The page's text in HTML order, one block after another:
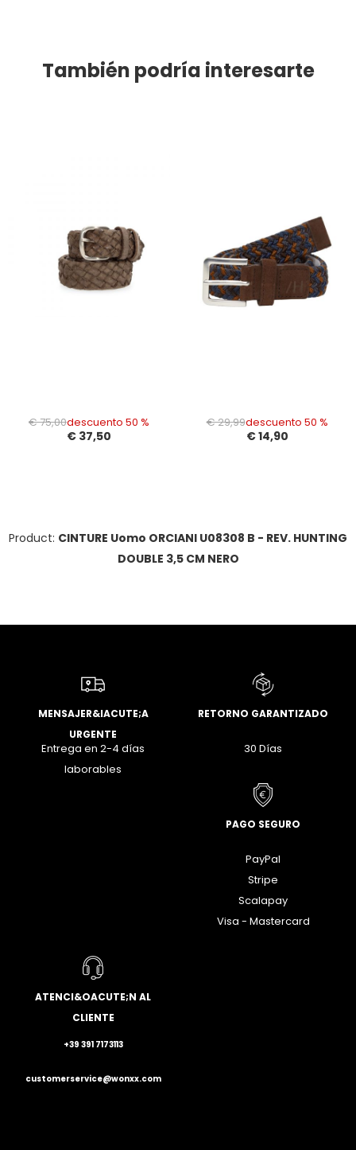
También podría interesarte
€ 75,00descuento 50 %
€ 37,50
€ 29,99descuento 50 %
€ 14,90
Product: CINTURE Uomo ORCIANI U08308 B - REV. HUNTING
DOUBLE 3,5 CM NERO
MENSAJER&IACUTE;A
URGENTE
Entrega en 2-4 días
laborables
RETORNO GARANTIZADO
30 Días
PAGO SEGURO
PayPal
Stripe
Scalapay
Visa - Mastercard
ATENCI&OACUTE;N AL
CLIENTE
+39 391 7173113
customerservice@wonxx.com